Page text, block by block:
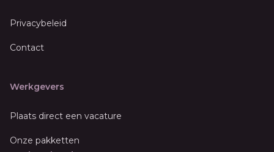
Privacybeleid
Contact
Werkgevers
Plaats direct een vacature
Onze pakketten